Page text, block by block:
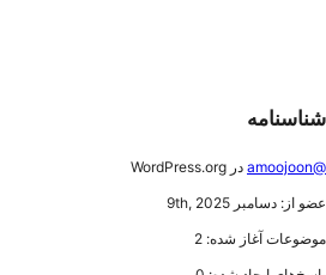
شناسنامه
@amoojoon
در WordPress.org
عضو از: دسامبر 9th, 2025
موضوعات آغاز شده: 2